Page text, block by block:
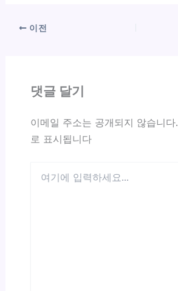
이전
댓글 달기
이메일 주소는 공개되지 않습니다.
로 표시됩니다